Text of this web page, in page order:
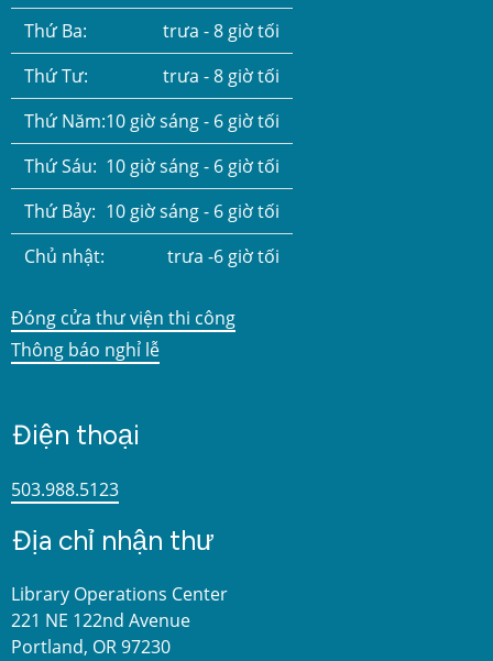
Thứ Ba:
trưa - 8 giờ tối
Thứ Tư:
trưa - 8 giờ tối
Thứ Năm:10 giờ sáng - 6 giờ tối
Thứ Sáu: 10 giờ sáng - 6 giờ tối
Thứ Bảy: 10 giờ sáng - 6 giờ tối
Chủ nhật:
trưa -6 giờ tối
Đóng cửa thư viện thi công
Thông báo nghỉ lễ
Điện thoại
503.988.5123
Địa chỉ nhận thư
Library Operations Center
221 NE 122nd Avenue
Portland, OR 97230